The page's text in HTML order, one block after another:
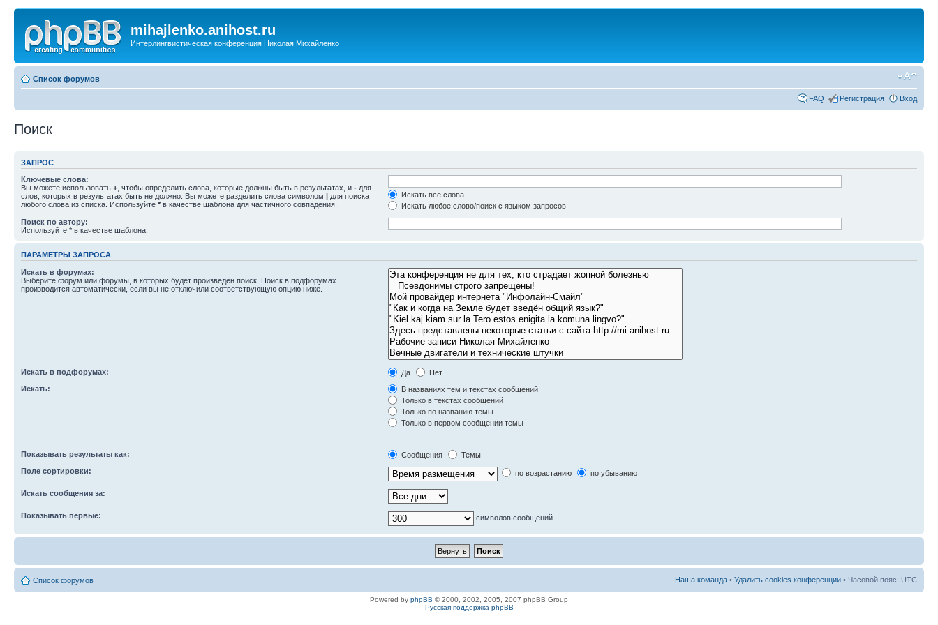
mihajlenko.anihost.ru
Интерлингвистическая конференция Николая Михайленко
Список форумов
FAQ Регистрация Вход
Поиск
ЗАПРОС
Ключевые слова:
Вы можете использовать + , чтобы определить слова, которые должны быть в результатах, и - для
слов, которых в результатах быть не должно. Вы можете разделить слова символом | для поиска
любого слова из списка. Используйте * в качестве шаблона для частичного совпадения.
Искать все слова
Искать любое слово/поиск с языком запросов
Поиск по автору:
Используйте * в качестве шаблона.
ПАРАМЕТРЫ ЗАПРОСА
Искать в форумах:
Выберите форум или форумы, в которых будет произведен поиск. Поиск в подфорумах
производится автоматически, если вы не отключили соответствующую опцию ниже.
Искать в подфорумах: Да
Нет
Искать:
В названиях тем и текстах сообщений
Только в текстах сообщений
Только по названию темы
Только в первом сообщении темы
Показывать результаты как: Сообщения
Темы
Поле сортировки:
по возрастанию по убыванию
Искать сообщения за:
Показывать первые: символов сообщений
Список форумов Наша команда • Удалить cookies конференции • Часовой пояс: UTC
Powered by phpBB © 2000, 2002, 2005, 2007 phpBB Group
Русская поддержка phpBB